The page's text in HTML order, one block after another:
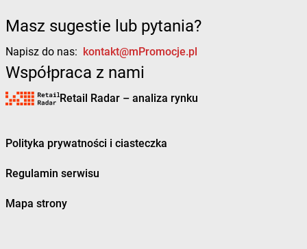
Masz sugestie lub pytania?
Napisz do nas: kontakt@mPromocje.pl
Współpraca z nami
Retail Radar – analiza rynku
Polityka prywatności i ciasteczka
Regulamin serwisu
Mapa strony